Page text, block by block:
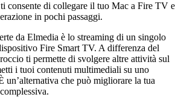
consente di collegare il tuo Mac a Fire TV e
in pochi passaggi.
da Elmedia è lo streaming di un singolo
Fire Smart TV. A differenza del
ti permette di svolgere altre attività sul
i tuoi contenuti multimediali su uno
un’alternativa che può migliorare la tua